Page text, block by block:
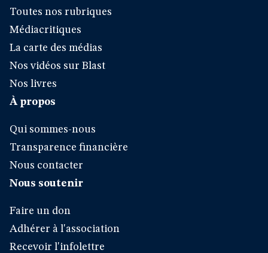
Toutes nos rubriques
Médiacritiques
La carte des médias
Nos vidéos sur Blast
Nos livres
À propos
Qui sommes-nous
Transparence financière
Nous contacter
Nous soutenir
Faire un don
Adhérer à l'association
Recevoir l'infolettre